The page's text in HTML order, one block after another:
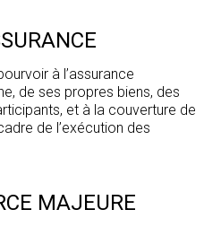
à l’assurance
de ses propres biens, des
et à la couverture de
de l’exécution des
MAJEURE